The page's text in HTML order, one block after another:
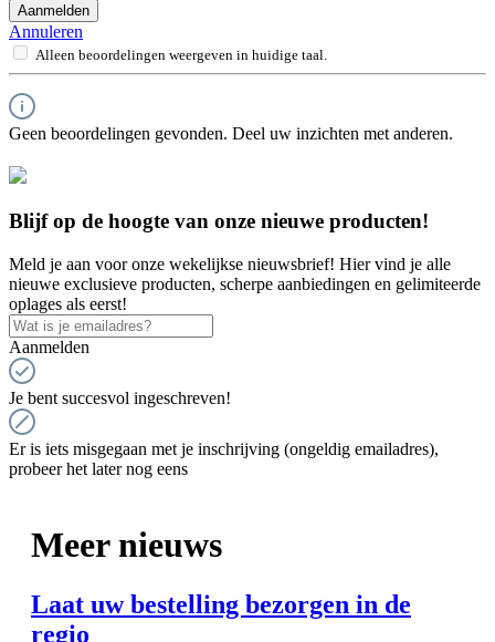
Aanmelden
Annuleren
Alleen beoordelingen weergeven in huidige taal.
Geen beoordelingen gevonden. Deel uw inzichten met anderen.
Blijf op de hoogte van onze nieuwe producten!
Meld je aan voor onze wekelijkse nieuwsbrief! Hier vind je alle
nieuwe exclusieve producten, scherpe aanbiedingen en gelimiteerde
oplages als eerst!
Aanmelden
Je bent succesvol ingeschreven!
Er is iets misgegaan met je inschrijving (ongeldig emailadres),
probeer het later nog eens
Meer nieuws
Laat uw bestelling bezorgen in de
regio